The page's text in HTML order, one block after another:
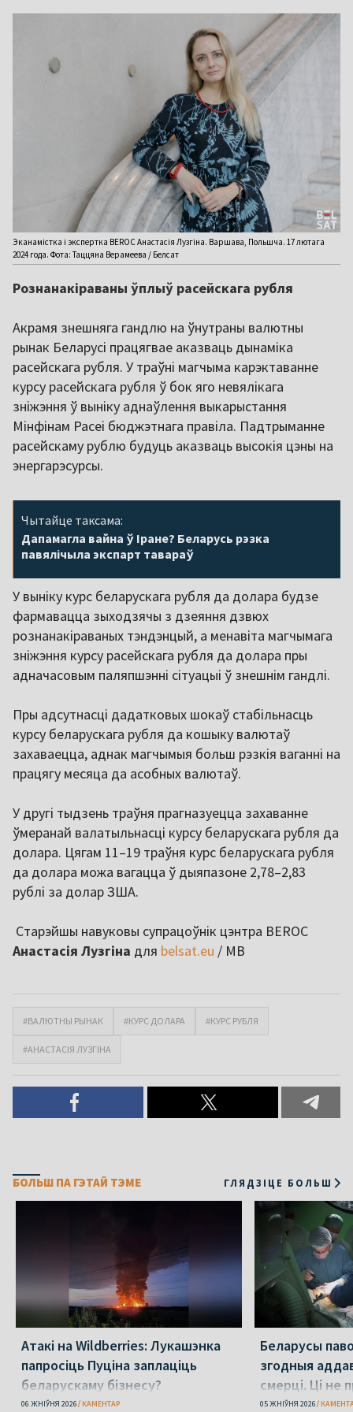
Эканамістка і экспертка BEROC Анастасія Лузгіна. Варшава, Польшча. 17 лютага
2024 года. Фота: Таццяна Верамеева / Белсат
Рознанакіраваны ўплыў расейскага рубля
Акрамя знешняга гандлю на ўнутраны валютны
рынак Беларусі працягвае аказваць дынаміка
расейскага рубля. У траўні магчыма карэктаванне
курсу расейскага рубля ў бок яго невялікага
зніжэння ў выніку аднаўлення выкарыстання
Мінфінам Расеі бюджэтнага правіла. Падтрыманне
расейскаму рублю будуць аказваць высокія цэны на
энергарэсурсы.
Чытайце таксама:
Дапамагла вайна ў Іране? Беларусь рэзка
павялічыла экспарт тавараў
У выніку курс беларускага рубля да долара будзе
фармавацца зыходзячы з дзеяння дзвюх
рознанакіраваных тэндэнцый, а менавіта магчымага
зніжэння курсу расейскага рубля да долара пры
адначасовым паляпшэнні сітуацыі ў знешнім гандлі.
Пры адсутнасці дадатковых шокаў стабільнасць
курсу беларускага рубля да кошыку валютаў
захаваецца, аднак магчымыя больш рэзкія ваганні на
працягу месяца да асобных валютаў.
У другі тыдзень траўня прагназуецца захаванне
ўмеранай валатыльнасці курсу беларускага рубля да
долара. Цягам 11–19 траўня курс беларускага рубля
да долара можа вагацца ў дыяпазоне 2,78–2,83
рублі за долар ЗША.
Старэйшы навуковы супрацоўнік цэнтра BEROC
Анастасія Лузгіна для belsat.eu / МВ
#ВАЛЮТНЫ РЫНАК #КУРС ДОЛАРА #КУРС РУБЛЯ
#АНАСТАСІЯ ЛУЗГІНА
БОЛЬШ ПА ГЭТАЙ ТЭМЕ ГЛЯДЗІЦЕ БОЛЬШ
Атакі на Wildberries: Лукашэнка
папросіць Пуціна заплаціць
беларускаму бізнесу?
06 ЖНІЎНЯ 2026 КАМЕНТАР
Беларусы
згодныя
смерці. Ці не
замежнікам?
05 ЖНІЎНЯ 2026